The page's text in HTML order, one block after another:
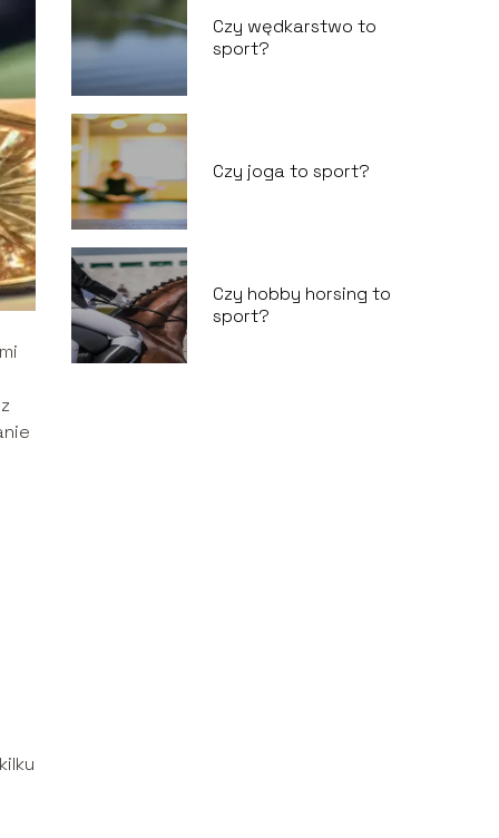
Czy wędkarstwo to
sport?
Czy joga to sport?
Czy hobby horsing to
sport?